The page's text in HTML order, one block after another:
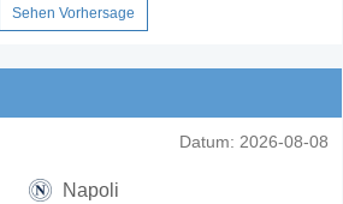
Sehen Vorhersage
Datum: 2026-08-08
Napoli